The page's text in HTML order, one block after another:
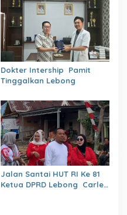
Dokter Intership Pamit
Tinggalkan Lebong
Jalan Santai HUT RI Ke 81
Ketua DPRD Lebong Carles